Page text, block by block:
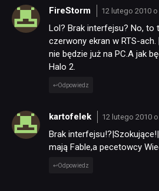
KULTURA
DYSKUSJE
FireStorm 12 lutego 2010 o
Lol? Brak interfejsu? No, to
czerwony ekran w RTS-
nie będzie już na PC.A jak
Halo 2.
Odpowiedz
kartofelek 12 lutego 2010
Brak
mają Fable,a pecetowcy
Odpowiedz